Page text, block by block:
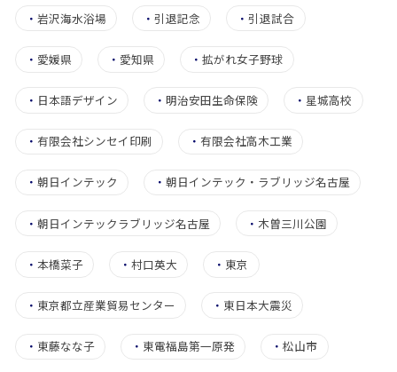
・ 岩沢海水浴場 ・引退記念 ・引退試合
・ 愛媛県 ・ 愛知県 ・拡がれ女子野球
・ 日本語デザイン ・明治安田生命保険 ・ 星城高校
・ 有限会社シンセイ印刷 ・ 有限会社高木工業
・ 朝日インテック ・朝日インテック・ラブリッジ名古屋
・ 朝日インテックラブリッジ名古屋 ・木曽三川公園
・ 本橋菜子 ・村口英大 ・ 東京
・ 東京都立産業貿易センター ・ 東日本大震災
・ 東藤なな子 ・ 東電福島第一原発 ・松山市